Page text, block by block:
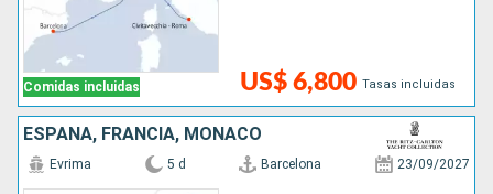
Comidas incluidas US$ 6,800 Tasas incluidas
ESPAÑA, FRANCIA, MONACO
Evrima 5 d Barcelona 23/09/2027